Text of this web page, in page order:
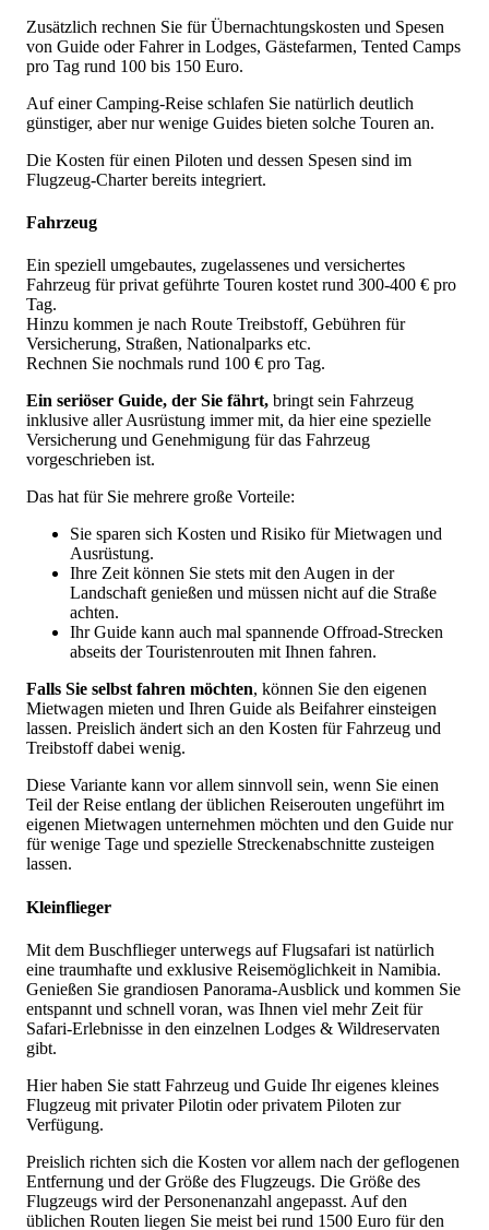
Zusätzlich rechnen Sie für Übernachtungskosten und Spesen
von Guide oder Fahrer in Lodges, Gästefarmen, Tented Camps
pro Tag rund 100 bis 150 Euro.
Auf einer Camping-Reise schlafen Sie natürlich deutlich
günstiger, aber nur wenige Guides bieten solche Touren an.
Die Kosten für einen Piloten und dessen Spesen sind im
Flugzeug-Charter bereits integriert.
Fahrzeug
Ein speziell umgebautes, zugelassenes und versichertes
Fahrzeug für privat geführte Touren kostet rund 300-400 € pro
Tag.
Hinzu kommen je nach Route Treibstoff, Gebühren für
Versicherung, Straßen, Nationalparks etc.
Rechnen Sie nochmals rund 100 € pro Tag.
Ein seriöser Guide, der Sie fährt, bringt sein Fahrzeug
inklusive aller Ausrüstung immer mit, da hier eine spezielle
Versicherung und Genehmigung für das Fahrzeug
vorgeschrieben ist.
Das hat für Sie mehrere große Vorteile:
Sie sparen sich Kosten und Risiko für Mietwagen und
Ausrüstung.
Ihre Zeit können Sie stets mit den Augen in der
Landschaft genießen und müssen nicht auf die Straße
achten.
Ihr Guide kann auch mal spannende Offroad-Strecken
abseits der Touristenrouten mit Ihnen fahren.
Falls Sie selbst fahren möchten, können Sie den eigenen
Mietwagen mieten und Ihren Guide als Beifahrer einsteigen
lassen. Preislich ändert sich an den Kosten für Fahrzeug und
Treibstoff dabei wenig.
Diese Variante kann vor allem sinnvoll sein, wenn Sie einen
Teil der Reise entlang der üblichen Reiserouten ungeführt im
eigenen Mietwagen unternehmen möchten und den Guide nur
für wenige Tage und spezielle Streckenabschnitte zusteigen
lassen.
Kleinflieger
Mit dem Buschflieger unterwegs auf Flugsafari ist natürlich
eine traumhafte und exklusive Reisemöglichkeit in Namibia.
Genießen Sie grandiosen Panorama-Ausblick und kommen Sie
entspannt und schnell voran, was Ihnen viel mehr Zeit für
Safari-Erlebnisse in den einzelnen Lodges & Wildreservaten
gibt.
Hier haben Sie statt Fahrzeug und Guide Ihr eigenes kleines
Flugzeug mit privater Pilotin oder privatem Piloten zur
Verfügung.
Preislich richten sich die Kosten vor allem nach der geflogenen
Entfernung und der Größe des Flugzeugs. Die Größe des
Flugzeugs wird der Personenanzahl angepasst. Auf den
üblichen Routen liegen Sie meist bei rund 1500 Euro für den